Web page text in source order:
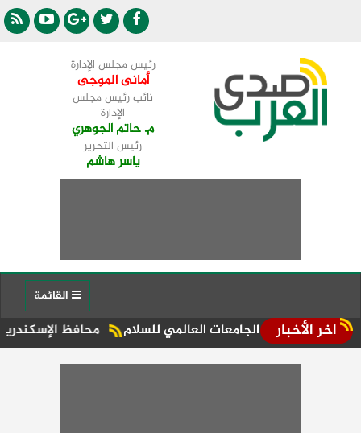
رئيس مجلس الإدارة
أمانى الموجى
نائب رئيس مجلس
الإدارة
م. حاتم الجوهري
رئيس التحرير
ياسر هاشم
اخر الأخبار محافظ الإسكندرية يقود حملة الجامعات العالمي للسلام